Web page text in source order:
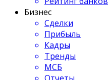
Бизнес
Сделки
Прибыль
Кадры
Тренды
МСБ